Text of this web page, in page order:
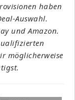
haben
Auswahl.
und Amazon.
möglicherweise